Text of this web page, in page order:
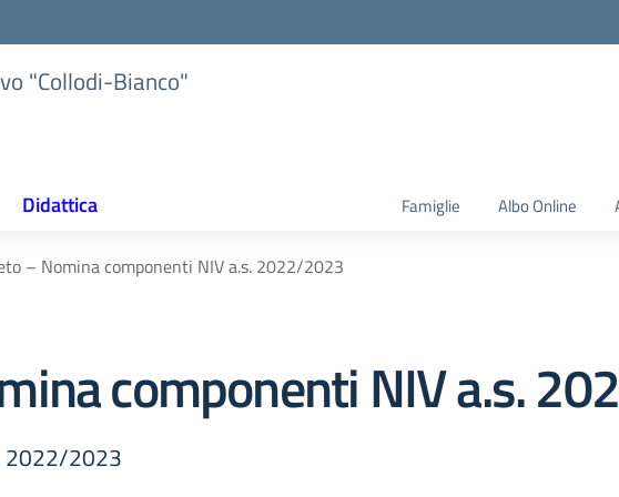
"Collodi-Bianco"
Didattica Famiglie Albo Online
– Nomina componenti NIV a.s. 2022/2023
componenti NIV a.s.
2022/2023